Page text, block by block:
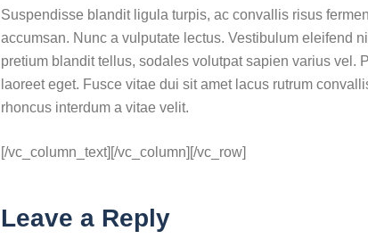
Suspendisse blandit ligula turpis, ac convallis risus
accumsan. Nunc a vulputate lectus. Vestibulum eleifend
pretium blandit tellus, sodales volutpat sapien varius vel.
laoreet eget. Fusce vitae dui sit amet lacus rutrum
rhoncus interdum a vitae velit.
[/vc_column_text][/vc_column][/vc_row]
Leave a Reply